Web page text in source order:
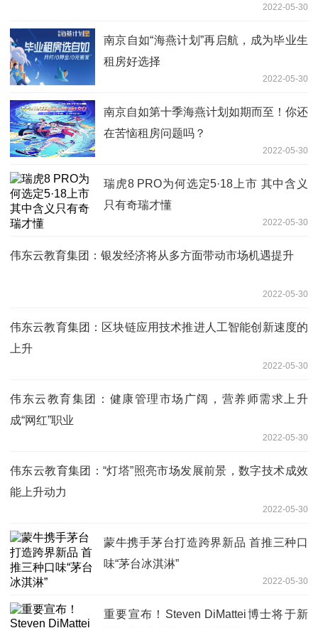
2022-05-30
南京自如“海燕计划”再启航，成为毕业生
租房好选择
2022-05-30
南京自如第十季海燕计划如期而至！你还
在苦恼租房问题吗？
2022-05-30
瑞虎8 PRO为何选定5·18上市 其中含义
只有奇瑞才懂
2022-05-30
伟东云教育集团：银发经济将从多方面带动市场机遇提升
2022-05-30
伟东云教育集团：区块链应用技术推进人工智能创新速度的
上升
2022-05-30
伟东云教育集团：健康管理市场广阔，营养师需求上升
成“网红”职业
2022-05-30
伟东云教育集团：“灯塔”照亮市场发展前景，数字技术成效
能上升动力
2022-05-30
蒙牛携手茅台打造跨界新品 首推三种口
味“茅台冰淇淋”
2022-05-30
重要宣布！Steven DiMattei博士将于新